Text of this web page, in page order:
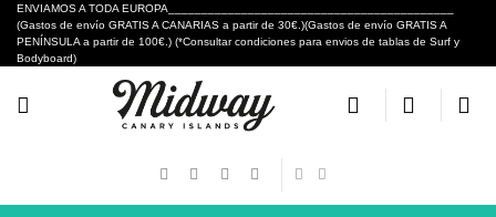
Skip
content
ENVIAMOS A TODA EUROPA___________________________________________
(Gastos de envío GRATIS A CANARIAS a partir de 30€.)(Gastos de envío GRATIS A
PENÍNSULA a partir de 100€.) (*Consultar condiciones para envios de tablas de Surf y
Bodyboard)